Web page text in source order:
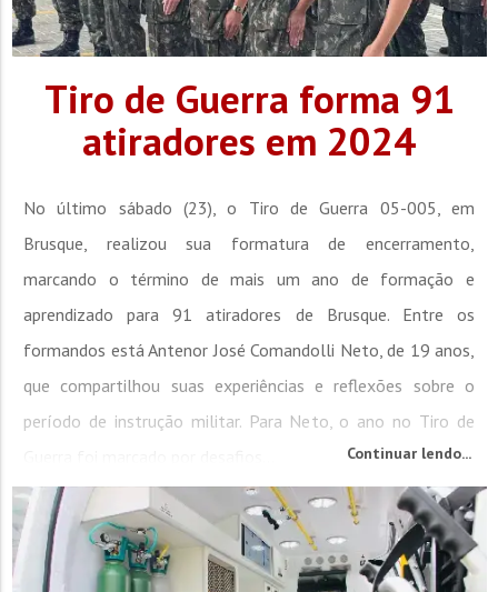
Tiro de Guerra forma 91
atiradores em 2024
No último sábado (23), o Tiro de Guerra 05-005, em
Brusque, realizou sua formatura de encerramento,
marcando o término de mais um ano de formação e
aprendizado para 91 atiradores de Brusque. Entre os
formandos está Antenor José Comandolli Neto, de 19 anos,
que compartilhou suas experiências e reflexões sobre o
período de instrução militar. Para Neto, o ano no Tiro de
Continuar lendo...